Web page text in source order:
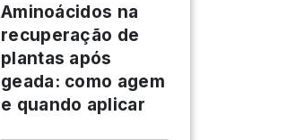
Aminoácidos na
recuperação de
plantas após
geada: como agem
e quando aplicar